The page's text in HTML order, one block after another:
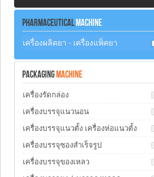
PHARMACEUTICALMACHINE
เครื่องผลิตยา - เครื่องแพ็คยา
PACKAGING MACHINE
เครื่องรัดกล่อง
เครื่องบรรจุแนวนอน
เครื่องบรรจุแนวตั้ง เครื่องห่อแนวตั้ง
เครื่องบรรจุซองสำเร็จรูป
เครื่องบรรจุของเหลว